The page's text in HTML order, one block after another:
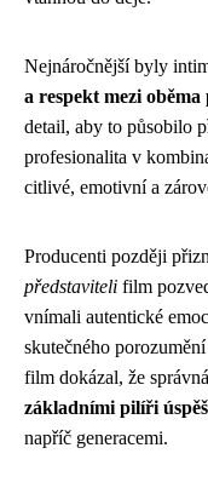
Nejnáročnější byly
a respekt mezi
detail, aby to působilo
profesionalita v
citlivé, emotivní a
Producenti později
představiteli film
vnímali autentické
skutečného
film dokázal, že
základními pilíři
napříč generacemi.